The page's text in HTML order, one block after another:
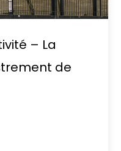
– La
de